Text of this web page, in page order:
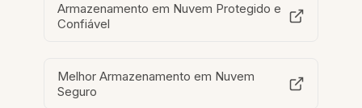
Armazenamento em Nuvem Protegido e
Confiável
Melhor Armazenamento em Nuvem
Seguro